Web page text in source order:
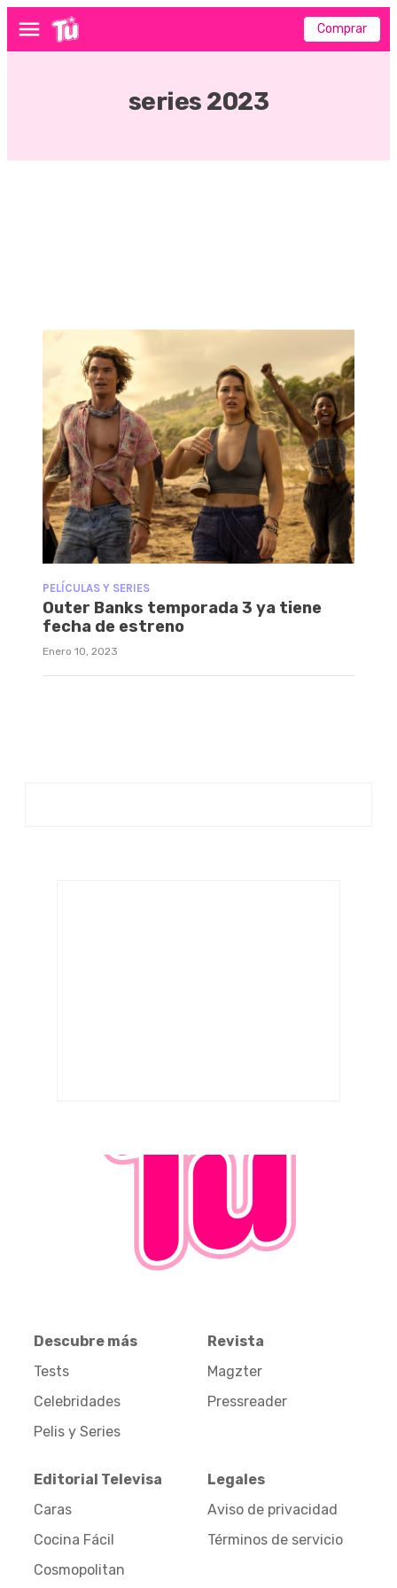
Menú Comprar
series 2023
PELÍCULAS Y SERIES
Outer Banks temporada 3 ya tiene
fecha de estreno
Enero 10, 2023
Descubre más
Tests
Celebridades
Pelis y Series
Revista
Magzter
Pressreader
Editorial Televisa
Caras
Cocina Fácil
Cosmopolitan
Legales
Aviso de privacidad
Términos de servicio